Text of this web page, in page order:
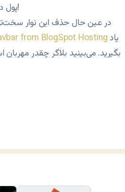
پول!
در عين حال حذف اين نوار
from BlogSpot Hostingياد
بگيريد. می‌بينيد بلاگر چقدر